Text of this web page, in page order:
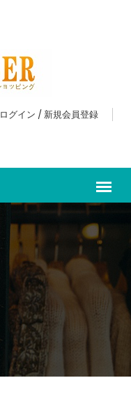
ログイン / 新規会員登録